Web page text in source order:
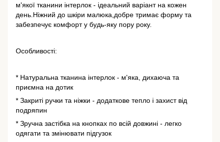
м'якої тканини інтерлок - ідеальний варіант на кожен
день.Ніжний до шкіри малюка,добре тримає форму та
забезпечує комфорт у будь-яку пору року.
Особливості:
* Натуральна тканина інтерлок - м'яка, дихаюча та
приємна на дотик
* Закриті ручки та ніжки - додаткове тепло і захист від
подряпин
* Зручна застібка на кнопках по всій довжині - легко
одягати та змінювати підгузок